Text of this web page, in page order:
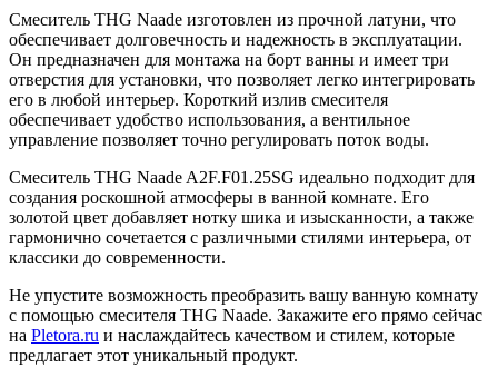
Смеситель THG Naade изготовлен из прочной латуни, что
обеспечивает долговечность и надежность в эксплуатации.
Он предназначен для монтажа на борт ванны и имеет три
отверстия для установки, что позволяет легко интегрировать
его в любой интерьер. Короткий излив смесителя
обеспечивает удобство использования, а вентильное
управление позволяет точно регулировать поток воды.
Смеситель THG Naade A2F.F01.25SG идеально подходит для
создания роскошной атмосферы в ванной комнате. Его
золотой цвет добавляет нотку шика и изысканности, а также
гармонично сочетается с различными стилями интерьера, от
классики до современности.
Не упустите возможность преобразить вашу ванную комнату
с помощью смесителя THG Naade. Закажите его прямо сейчас
на Pletora.ru и наслаждайтесь качеством и стилем, которые
предлагает этот уникальный продукт.